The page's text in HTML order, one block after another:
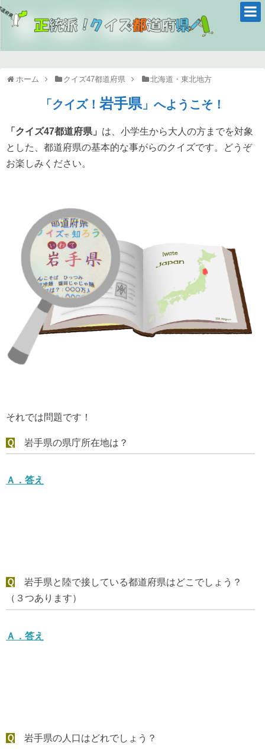
ホーム クイズ47都道府県 北海道・東北地方
「クイズ！ 岩手県」へようこそ！
「クイズ47都道府県」 は、小学生から大人の方までを対象
とした、都道府県の基本的な事がらのクイズです。どうぞ
お楽しみください。
それでは問題です！
Ｑ 岩手県の県庁所在地は？
Ａ． 答え
Ｑ
岩手県と陸で接している都道府県はどこでしょう？
（３つあります）
Ａ． 答え
Ｑ 岩手県の人口はどれでしょう？